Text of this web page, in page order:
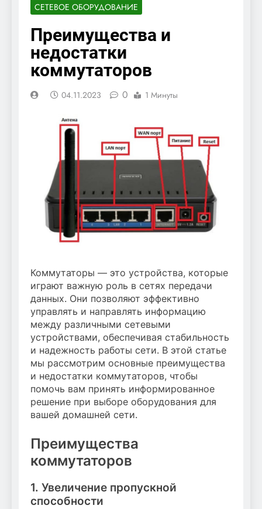
СЕТЕВОЕ ОБОРУДОВАНИЕ
Преимущества и
недостатки
коммутаторов
04.11.2023 0 1 Минуты
Коммутаторы — это устройства, которые
играют важную роль в сетях передачи
данных. Они позволяют эффективно
управлять и направлять информацию
между различными сетевыми
устройствами, обеспечивая стабильность
и надежность работы сети. В этой статье
мы рассмотрим основные преимущества
и недостатки коммутаторов, чтобы
помочь вам принять информированное
решение при выборе оборудования для
вашей домашней сети.
Преимущества
коммутаторов
1. Увеличение пропускной
способности